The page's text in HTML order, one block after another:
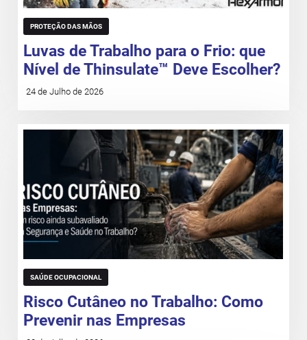
PROTEÇÃO DAS MÃOS
Luvas de Trabalho para o Frio: que
Nível de Thinsulate™ Deve Escolher?
24 de Julho de 2026
SAÚDE OCUPACIONAL
Risco Cutâneo no Trabalho: Como
Prevenir nas Empresas